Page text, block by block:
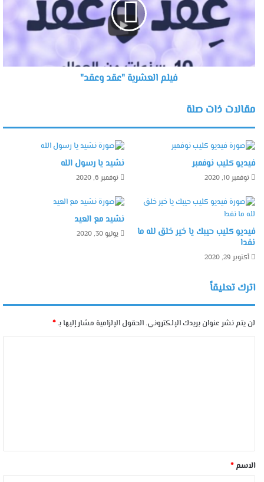
فيلم العشرية "عقد وعقد"
مقالات ذات صلة
فيديو كليب نوفمبر
نوفمبر 10, 2020
نشيد يا رسول الله
نوفمبر 6, 2020
فيديو كليب حيبك يا خير خلق لله ما
نفدا
أكتوبر 29, 2020
نشيد مع العيد
يوليو 30, 2020
اترك تعليقاً
لن يتم نشر عنوان بريدك الإلكتروني.الحقول الإلزامية مشار إليها بـ*
الاسم*